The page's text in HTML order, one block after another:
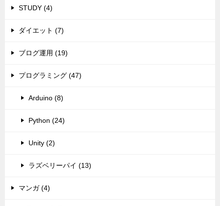
STUDY (4)
ダイエット (7)
ブログ運用 (19)
プログラミング (47)
Arduino (8)
Python (24)
Unity (2)
ラズベリーパイ (13)
マンガ (4)